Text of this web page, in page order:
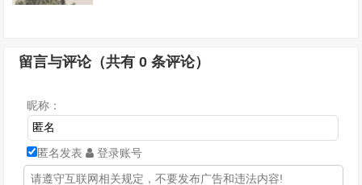
留言与评论（共有0 条评论）
昵称：
匿名发表 登录账号